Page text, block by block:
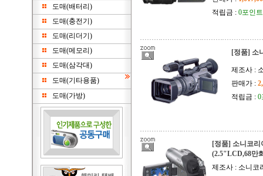
도매(배터리)
도매(충전기)
도매(리더기)
도매(메모리)
도매(삼각대)
도매(기타용품)
도매(가방)
적립금 : 0포인트
[정품] 소
제조사 :
판매가 :
적립금 : 0
[정품] 소니코
(2.5"LCD,68만
제조사 : 소니코